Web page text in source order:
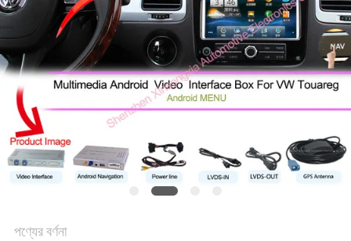
কেস
সাইট
ম্যাপ
PRIVACY
POLICY
পণ্যের বর্ণনা